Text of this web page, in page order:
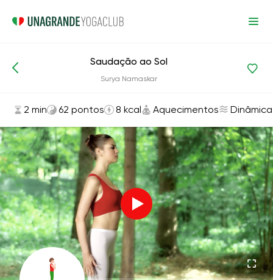
Asanas e exercícios Aquecimentos
Saudação ao Sol
Surya Namaskar
2 min 62 pontos 8 kcal Aquecimentos Dinâmica